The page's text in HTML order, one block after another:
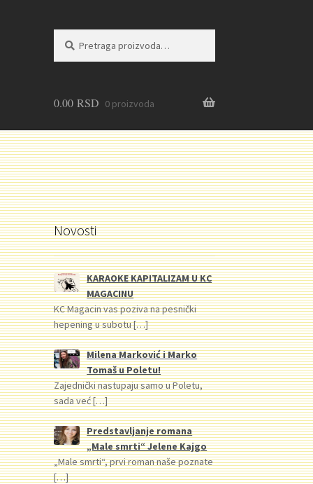
0.00 RSD 0 proizvoda
Novosti
KARAOKE KAPITALIZAM U KC
MAGACINU
KC Magacin vas poziva na pesnički
hepening u subotu[…]
Milena Marković i Marko
Tomaš u Poletu!
Zajednički nastupaju samo u Poletu,
sada već[…]
Predstavljanje romana
„Male smrti“ Jelene Kajgo
„Male smrti“, prvi roman naše poznate
[…]